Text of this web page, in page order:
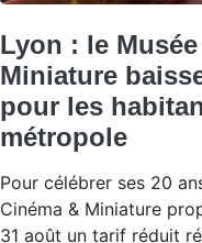
Lyon : le
Miniature
pour les
métropole
Pour célébrer ses 20
Cinéma & Miniature
31 août un tarif réduit